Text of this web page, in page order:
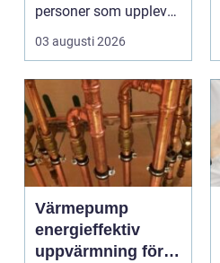
personer som upplever
trötthet,
viktförändringar, h...
03 augusti 2026
Värmepump
energieffektiv
uppvärmning för